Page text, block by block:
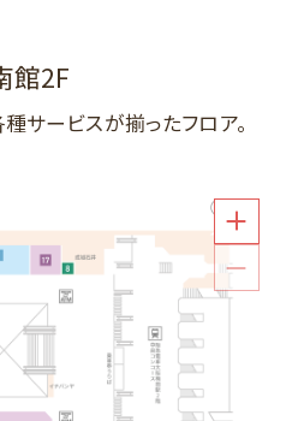
館2F
サービスが揃ったフロア。
お越しください。
お越しください。
お越しください。
お越しください。
お越しください。
お越しください。
しください。